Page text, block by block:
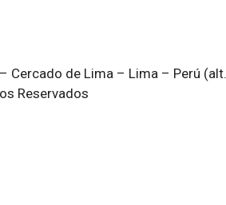
Cercado de Lima – Lima – Perú
Reservados